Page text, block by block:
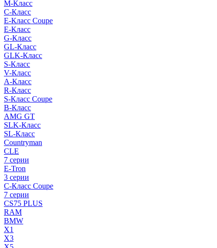
M-Класс
C-Класс
E-Класс Coupe
E-Класс
G-Класс
GL-Класс
GLK-Класс
S-Класс
V-Класс
A-Класс
R-Класс
S-Класс Сoupe
B-Класс
AMG GT
SLK-Класс
SL-Класс
Countryman
CLE
7 серии
E-Tron
3 серии
C-Класс Coupe
7 серии
CS75 PLUS
RAM
BMW
X1
X3